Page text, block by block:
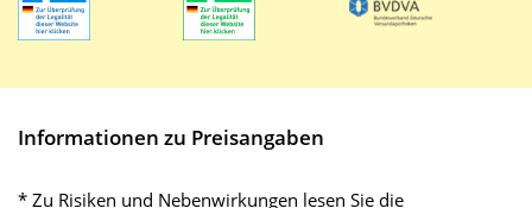
Informationen zu Preisangaben
* Zu Risiken und Nebenwirkungen lesen Sie die